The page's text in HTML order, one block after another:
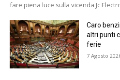
fare piena luce sulla vicenda Jc
Caro
altri punti
ferie
7 Agosto